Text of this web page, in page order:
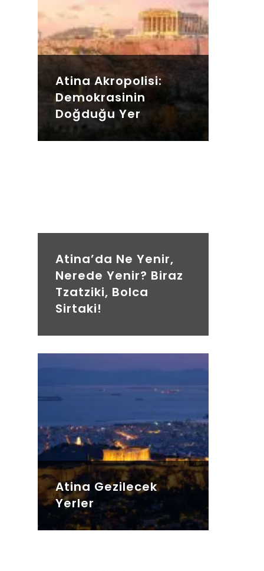
Atina Akropolisi:
Demokrasinin
Doğduğu Yer
Atina’da Ne Yenir,
Nerede Yenir? Biraz
Tzatziki, Bolca
Sirtaki!
Atina Gezilecek
Yerler